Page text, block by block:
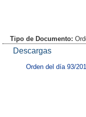
Tipo de Documento:
Descargas
Orden del día 93/